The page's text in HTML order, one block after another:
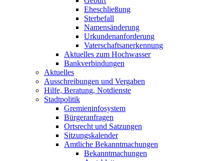
Eheschließung
Sterbefall
Namensänderung
Urkundenanforderung
Vaterschaftsanerkennung
Aktuelles zum Hochwasser
Bankverbindungen
Aktuelles
Ausschreibungen und Vergaben
Hilfe, Beratung, Notdienste
Stadtpolitik
Gremieninfosystem
Bürgeranfragen
Ortsrecht und Satzungen
Sitzungskalender
Amtliche Bekanntmachungen
Bekanntmachungen